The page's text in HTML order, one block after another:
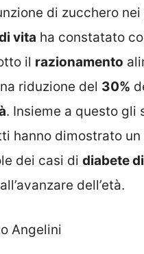
di zucchero
vita ha constatato
il razionamento
riduzione del 30%
. Insieme a questo gli
hanno dimostrato un
dei casi di diabete
dell’età.
Angelini